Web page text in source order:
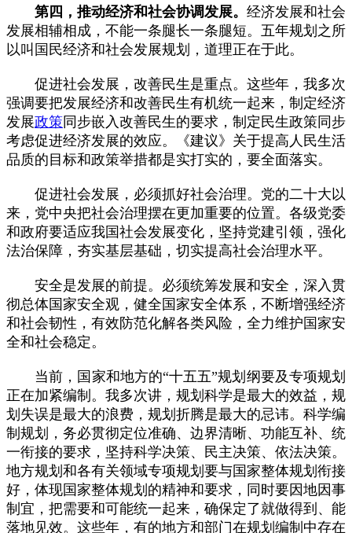
第四，推动经济和社会协调发展。 经济发展和社会
发展相辅相成，不能一条腿长一条腿短。五年规划之所
以叫国民经济和社会发展规划，道理正在于此。
促进社会发展，改善民生是重点。这些年，我多次
强调要把发展经济和改善民生有机统一起来，制定经济
发展政策同步嵌入改善民生的要求，制定民生政策同步
考虑促进经济发展的效应。《建议》关于提高人民生活
品质的目标和政策举措都是实打实的，要全面落实。
促进社会发展，必须抓好社会治理。党的二十大以
来，党中央把社会治理摆在更加重要的位置。各级党委
和政府要适应我国社会发展变化，坚持党建引领，强化
法治保障，夯实基层基础，切实提高社会治理水平。
安全是发展的前提。必须统筹发展和安全，深入贯
彻总体国家安全观，健全国家安全体系，不断增强经济
和社会韧性，有效防范化解各类风险，全力维护国家安
全和社会稳定。
当前，国家和地方的“十五五”规划纲要及专项规划
正在加紧编制。我多次讲，规划科学是最大的效益，规
划失误是最大的浪费，规划折腾是最大的忌讳。科学编
制规划，务必贯彻定位准确、边界清晰、功能互补、统
一衔接的要求，坚持科学决策、民主决策、依法决策。
地方规划和各有关领域专项规划要与国家整体规划衔接
好，体现国家整体规划的精神和要求，同时要因地因事
制宜，把需要和可能统一起来，确保定了就做得到、能
落地见效。这些年，有的地方和部门在规划编制中存在